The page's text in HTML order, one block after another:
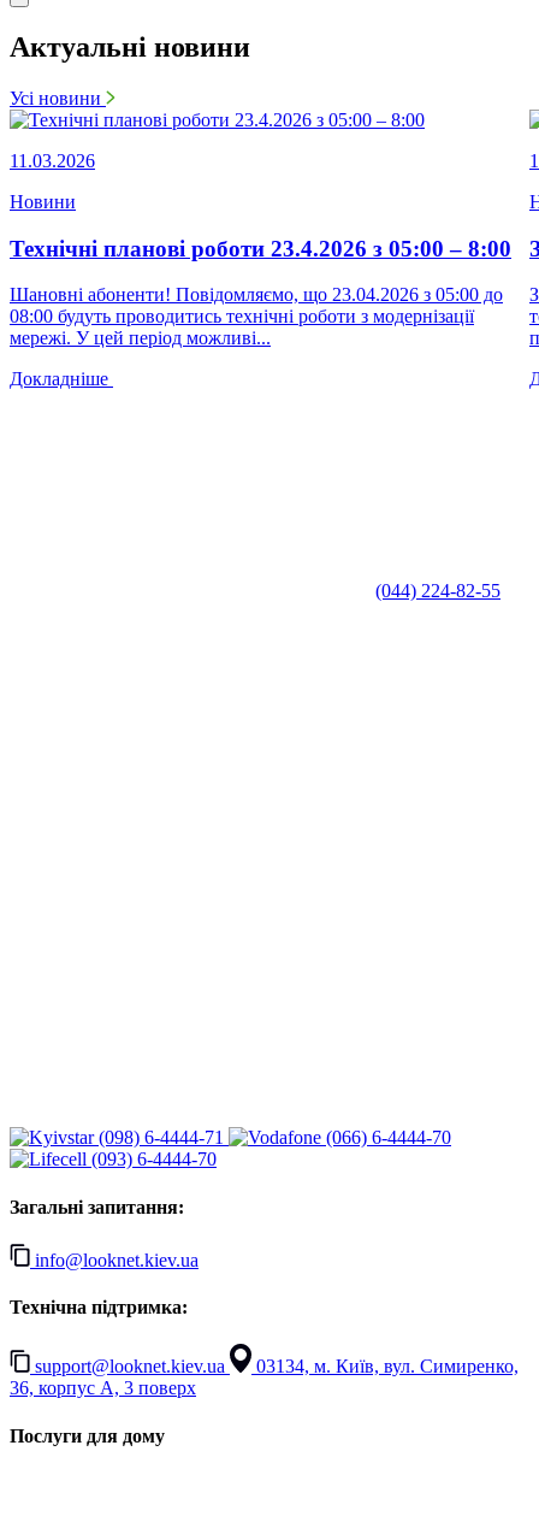
Актуальні новини
Усі новини
11.03.2026
Новини
Технічні планові роботи 23.4.2026 з 05:00 – 8:00
Шановні абоненти! Повідомляємо, що 23.04.2026 з 05:00 до
08:00 будуть проводитись технічні роботи з модернізації
мережі. У цей період можливі...
Докладніше
(044) 224-82-55
(098) 6-4444-71
(066) 6-4444-70
(093) 6-4444-70
Загальні запитання:
info@looknet.kiev.ua
Технічна підтримка:
support@looknet.kiev.ua
03134, м. Київ, вул. Симиренко,
36, корпус А, 3 поверх
Послуги для дому